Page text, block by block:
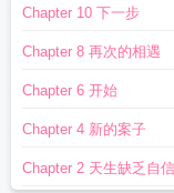
的个性
Chapter 10 下一步
Chapter 8 再次的相遇
Chapter 6 开始
Chapter 4 新的案子
Chapter 2 天生缺乏自